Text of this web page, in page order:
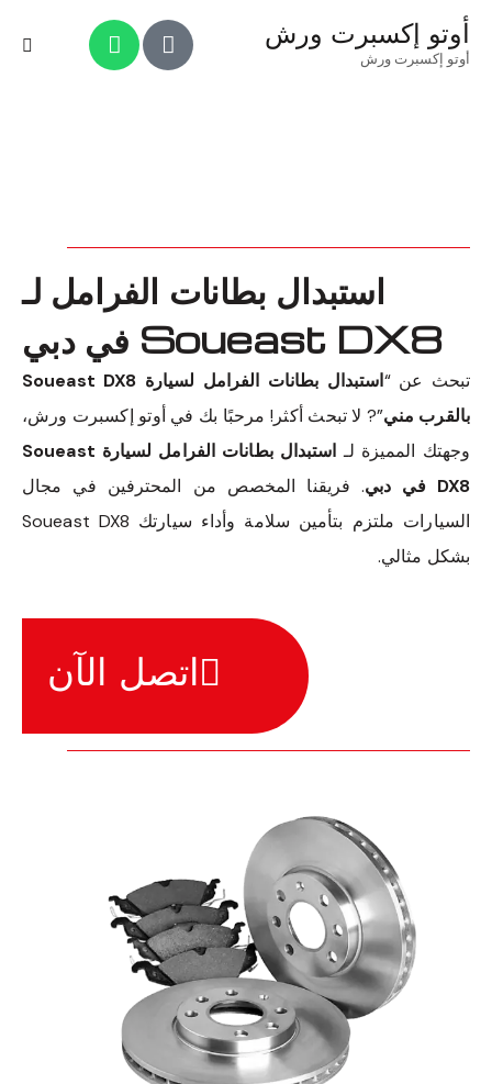
أوتو إكسبرت ورش
أوتو إكسبرت ورش
استبدال بطانات الفرامل لـ
Soueast DX8 في دبي
تبحث عن “
استبدال بطانات الفرامل لسيارة Soueast DX8
بالقرب مني”? لا تبحث أكثر! مرحبًا بك في أوتو إكسبرت ورش،
وجهتك المميزة لـ
استبدال بطانات الفرامل لسيارة Soueast
DX8 في دبي
. فريقنا المخصص من المحترفين في مجال
السيارات ملتزم بتأمين سلامة وأداء سيارتك Soueast DX8
بشكل مثالي.
اتصل الآن